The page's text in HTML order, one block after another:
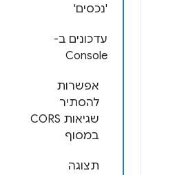
'נכסים'
עדכונים ב-
Console
אפשרות
להסתיר
שגיאות CORS
במסוף
תצוגה